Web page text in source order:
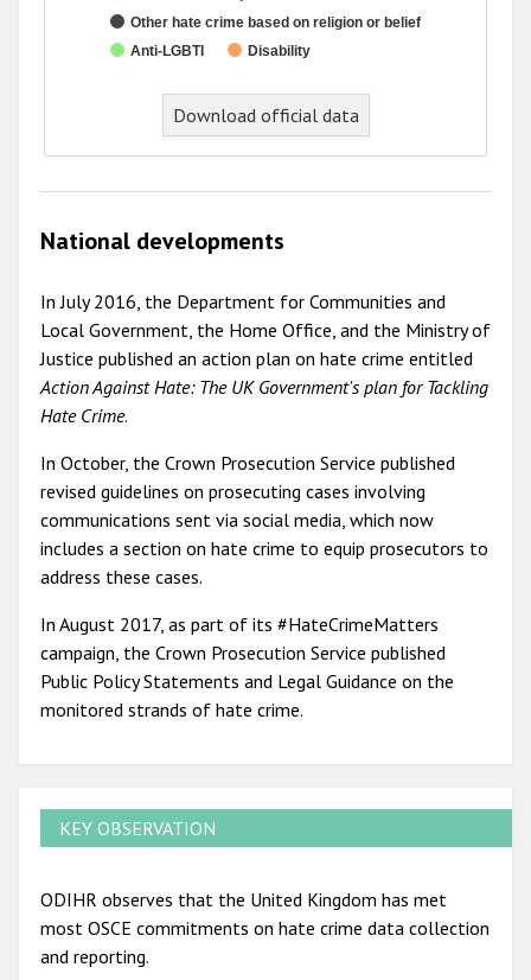
Other hate crime based on religion or belief
Anti-LGBTI
Disability
End of interactive chart.
Download official data
National developments
In July 2016, the Department for Communities and
Local Government, the Home Office, and the Ministry of
Justice published an action plan on hate crime entitled
Action Against Hate: The UK Government's plan for Tackling
Hate Crime.
In October, the Crown Prosecution Service published
revised guidelines on prosecuting cases involving
communications sent via social media, which now
includes a section on hate crime to equip prosecutors to
address these cases.
In August 2017, as part of its #HateCrimeMatters
campaign, the Crown Prosecution Service published
Public Policy Statements and Legal Guidance on the
monitored strands of hate crime.
KEY OBSERVATION
ODIHR observes that the United Kingdom has met
most OSCE commitments on hate crime data collection
and reporting.